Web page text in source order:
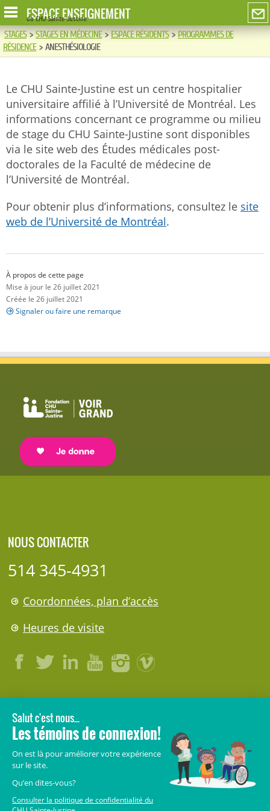
ESPACE ENSEIGNEMENT
du CHU Sainte-Justine
STAGES>STAGES EN MÉDECINE>ESPACE RÉSIDENTS>PROGRAMMES DE
RÉSIDENCE > ANESTHÉSIOLOGIE
Le CHU Sainte-Justine est un centre hospitalier
universitaire affilié à l’Université de Montréal. Les
informations concernant ce programme ou milieu
de stage du CHU Sainte-Justine sont disponibles
via le site web des Études médicales post-
doctorales de la Faculté de médecine de
l’Université de Montréal.
Pour obtenir plus d’informations, consultez le site
web de l’Université de Montréal.
À propos de cette page
Mise à jour le 26 juillet 2021
Créée le 26 juillet 2021
Signaler ou faire une remarque
NOUS CONTACTER
514 345-4931
Coordonnées, plan d’accès
Heures de visite
LÉGAL
© 2006-2026CHU Sainte-Justine.
Avis légaux
Crédits